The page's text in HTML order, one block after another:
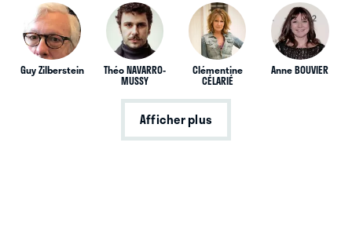
Guy Zilberstein Théo NAVARRO-
MUSSY
Clémentine
CÉLARIÉ
Anne BOUVIER
Afficher plus